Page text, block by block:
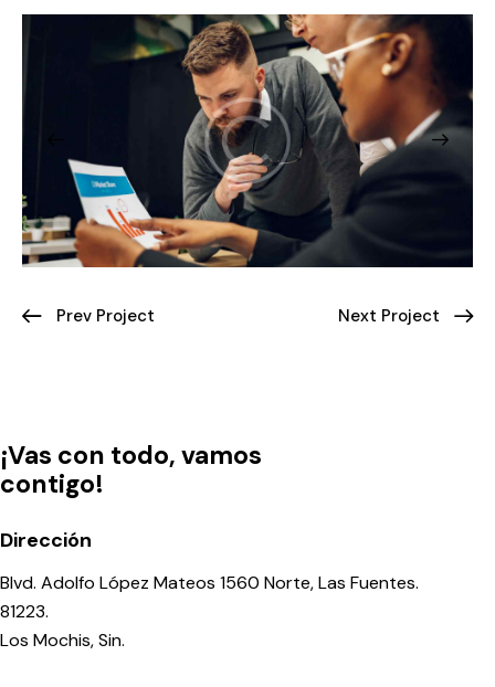
Prev Project Next Project
¡Vas con todo, vamos
contigo!
Dirección
Blvd. Adolfo López Mateos 1560 Norte, Las Fuentes.
81223.
Los Mochis, Sin.